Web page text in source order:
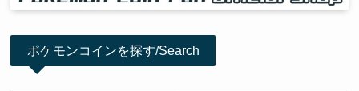
ポケモンコインを探す/Search